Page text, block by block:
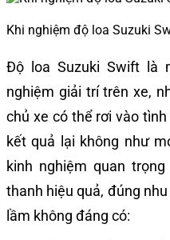
Khi nghiệm độ loa Suzuki
Độ loa Suzuki Swift là
nghiệm giải trí trên xe,
chủ xe có thể rơi vào
kết quả lại không như
kinh nghiệm quan
thanh hiệu quả, đúng
lầm không đáng có: